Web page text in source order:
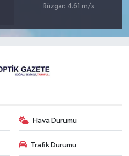
Rüzgar: 4.61 m/s
Hava Durumu
Trafik Durumu